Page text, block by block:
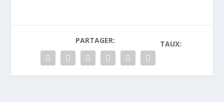
PARTAGER: TAUX: